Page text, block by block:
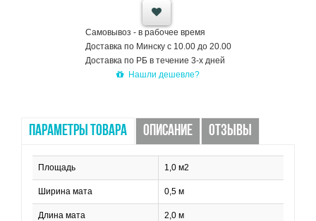
Самовывоз - в рабочее время
Доставка по Минску с 10.00 до 20.00
Доставка по РБ в течение 3-х дней
Нашли дешевле?
ПАРАМЕТРЫ ТОВАРА ОПИСАНИЕ ОТЗЫВЫ
Площадь 1,0 м2
Ширина мата 0,5 м
Длина мата 2,0 м